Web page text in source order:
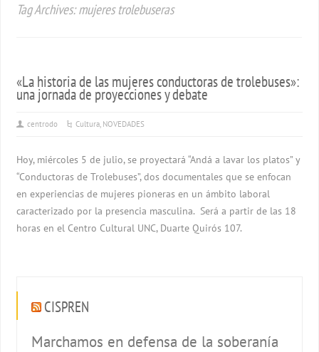
Tag Archives: mujeres trolebuseras
«La historia de las mujeres conductoras de trolebuses»:
una jornada de proyecciones y debate
centrodo Cultura, NOVEDADES
Hoy, miércoles 5 de julio, se proyectará “Andá a lavar los platos” y
“Conductoras de Trolebuses”, dos documentales que se enfocan
en experiencias de mujeres pioneras en un ámbito laboral
caracterizado por la presencia masculina. Será a partir de las 18
horas en el Centro Cultural UNC, Duarte Quirós 107.
CISPREN
Marchamos en defensa de la soberanía